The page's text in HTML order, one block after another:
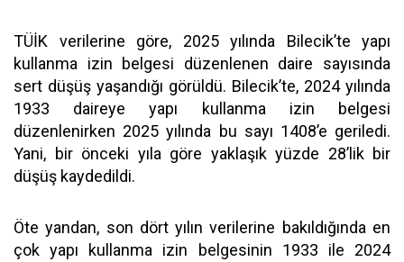
TÜİK verilerine göre, 2025 yılında Bilecik’te yapı
kullanma izin belgesi düzenlenen daire sayısında
sert düşüş yaşandığı görüldü. Bilecik’te, 2024 yılında
1933 daireye yapı kullanma izin belgesi
düzenlenirken 2025 yılında bu sayı 1408’e geriledi.
Yani, bir önceki yıla göre yaklaşık yüzde 28’lik bir
düşüş kaydedildi.
Öte yandan, son dört yılın verilerine bakıldığında en
çok yapı kullanma izin belgesinin 1933 ile 2024